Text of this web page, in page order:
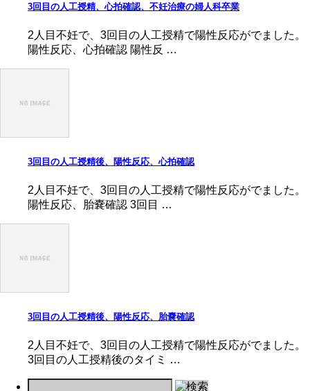
3回目の人工授精、心拍確認、不妊治療の婦人科卒業
2人目不妊で、3回目の人工授精で陽性反応がでました。
陽性反応、心拍確認 陽性反 …
3回目の人工授精後、陽性反応、心拍確認
2人目不妊で、3回目の人工授精で陽性反応がでました。
陽性反応、胎嚢確認 3回目 …
3回目の人工授精後、陽性反応、胎嚢確認
2人目不妊で、3回目の人工授精で陽性反応がでました。
3回目の人工授精後のタイミ …